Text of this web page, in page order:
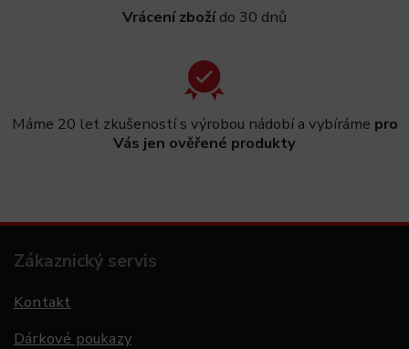
Vrácení zbožído 30 dnů
Máme 20 let zkušeností s výrobou nádobí a vybíráme pro
Vás jen ověřené produkty
Zákaznický servis
Kontakt
Dárkové poukazy